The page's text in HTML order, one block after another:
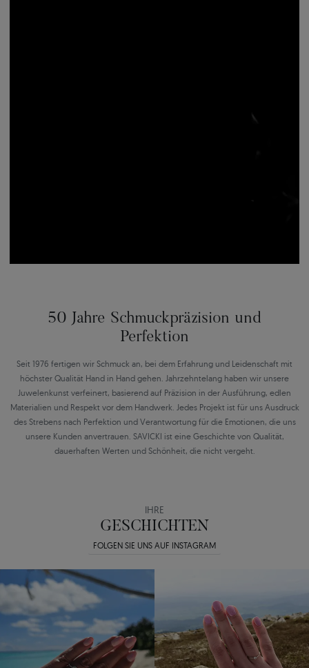
50 Jahre Schmuckpräzision und
Perfektion
Seit 1976 fertigen wir Schmuck an, bei dem Erfahrung und Leidenschaft mit
höchster Qualität Hand in Hand gehen. Jahrzehntelang haben wir unsere
Juwelenkunst verfeinert, basierend auf Präzision in der Ausführung, edlen
Materialien und Respekt vor dem Handwerk. Jedes Projekt ist für uns Ausdruck
des Strebens nach Perfektion und Verantwortung für die Emotionen, die uns
unsere Kunden anvertrauen. SAVICKI ist eine Geschichte von Qualität,
dauerhaften Werten und Schönheit, die nicht vergeht.
IHRE
GESCHICHTEN
FOLGEN SIE UNS AUF INSTAGRAM